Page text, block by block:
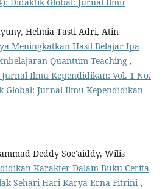
Helmia Tasti Adri, Atin
Meningkatkan Hasil Belajar Ipa
Quantum Teaching ,
Ilmu Kependidikan: Vol. 1 No.
Global: Jurnal Ilmu Kependidikan
Deddy Soe'aiddy, Wilis
Karakter Dalam Buku Cerita
Sehari-Hari Karya Erna Fitrini ,